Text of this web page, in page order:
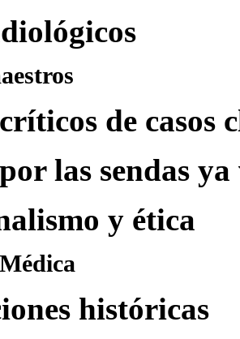
de casos
las sendas
y ética
históricas